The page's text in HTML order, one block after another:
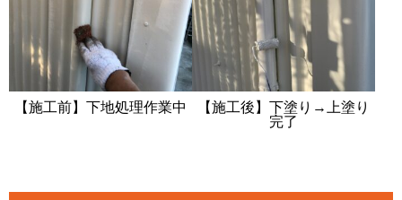
【施工前】下地処理作業中
【施工後】下塗り→上塗り
完了